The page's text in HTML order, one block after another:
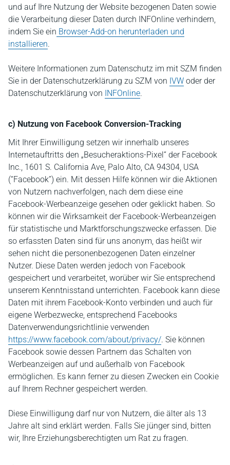
und auf Ihre Nutzung der Website bezogenen Daten sowie
die Verarbeitung dieser Daten durch INFOnline verhindern,
indem Sie ein Browser-Add-on herunterladen und
installieren.
Weitere Informationen zum Datenschutz im mit SZM finden
Sie in der Datenschutzerklärung zu SZM von IVW oder der
Datenschutzerklärung von INFOnline.
c) Nutzung von Facebook Conversion-Tracking
Mit Ihrer Einwilligung setzen wir innerhalb unseres
Internetauftritts den „Besucheraktions-Pixel“ der Facebook
Inc., 1601 S. California Ave, Palo Alto, CA 94304, USA
(“Facebook”) ein. Mit dessen Hilfe können wir die Aktionen
von Nutzern nachverfolgen, nach dem diese eine
Facebook-Werbeanzeige gesehen oder geklickt haben. So
können wir die Wirksamkeit der Facebook-Werbeanzeigen
für statistische und Marktforschungszwecke erfassen. Die
so erfassten Daten sind für uns anonym, das heißt wir
sehen nicht die personenbezogenen Daten einzelner
Nutzer. Diese Daten werden jedoch von Facebook
gespeichert und verarbeitet, worüber wir Sie entsprechend
unserem Kenntnisstand unterrichten. Facebook kann diese
Daten mit ihrem Facebook-Konto verbinden und auch für
eigene Werbezwecke, entsprechend Facebooks
Datenverwendungsrichtlinie verwenden
https://www.facebook.com/about/privacy/. Sie können
Facebook sowie dessen Partnern das Schalten von
Werbeanzeigen auf und außerhalb von Facebook
ermöglichen. Es kann ferner zu diesen Zwecken ein Cookie
auf Ihrem Rechner gespeichert werden.
Diese Einwilligung darf nur von Nutzern, die älter als 13
Jahre alt sind erklärt werden. Falls Sie jünger sind, bitten
wir, Ihre Erziehungsberechtigten um Rat zu fragen.